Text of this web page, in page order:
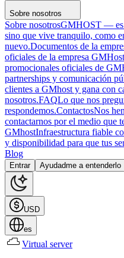
Sobre nosotros
Sobre nosotrosGMHOST — es
sino que vive tranquilo, como
nuevo.Documentos de la
oficiales de la empresa
promocionales oficiales de
partnerships y comunicación
clientes a GMhost y gana con
nosotros.FAQLo que nos
respondemos.ContactosNos
contactarnos por el medio que
GMhostInfraestructura fiable
y disponibilidad para que tus
Blog
Entrar Ayudadme a entenderlo
USD
es
Virtual server